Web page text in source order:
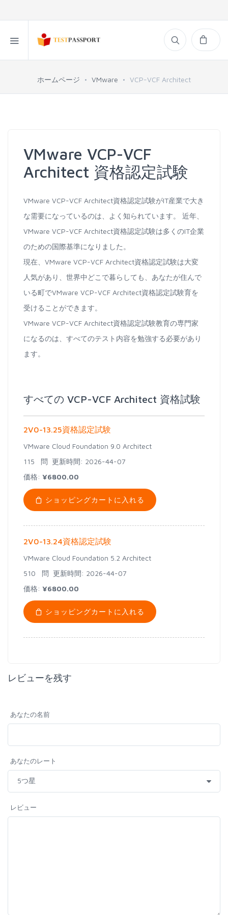
ホームページ VMware VCP-VCF Architect
VMware VCP-VCF
Architect 資格認定試験
VMware VCP-VCF Architect資格認定試験がIT産業で大き
な需要になっているのは、よく知られています。 近年、
VMware VCP-VCF Architect資格認定試験は多くのIT企業
のための国際基準になりました。
現在、VMware VCP-VCF Architect資格認定試験は大変
人気があり、世界中どこで暮らしても、あなたが住んで
いる町でVMware VCP-VCF Architect資格認定試験育を
受けることができます。
VMware VCP-VCF Architect資格認定試験教育の専門家
になるのは、すべてのテスト内容を勉強する必要があり
ます。
すべての VCP-VCF Architect 資格試験
2V0-13.25資格認定試験
VMware Cloud Foundation 9.0 Architect
115 問 更新時間: 2026-44-07
価格: ¥6800.00
ショッピングカートに入れる
2V0-13.24資格認定試験
VMware Cloud Foundation 5.2 Architect
510 問 更新時間: 2026-44-07
価格: ¥6800.00
ショッピングカートに入れる
レビューを残す
あなたの名前
あなたのレート
レビュー